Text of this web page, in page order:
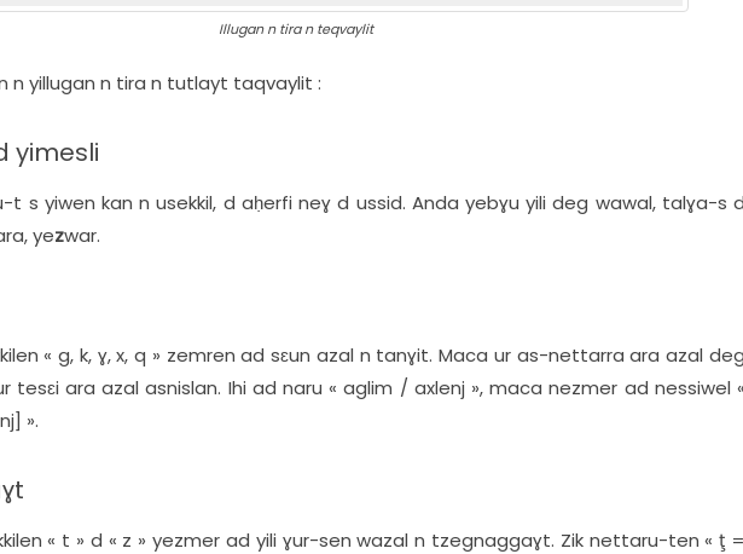
Illugan n tira n teqvaylit
n yillugan n tira n tutlayt taqvaylit :
yimesli
t s yiwen kan n usekkil, d aḥerfi neɣ d ussid. Anda yebɣu yili deg wawal, talɣa-s d
yezwar.
« g, k, ɣ, x, q » zemren ad sɛun azal n tanɣit. Maca ur as-nettarra ara azal deg
tesɛi ara azal asnislan. Ihi ad naru « aglim / axlenj », maca nezmer ad nessiwel «
».
« t » d « z » yezmer ad yili ɣur-sen wazal n tzegnaggaɣt. Zik nettaru-ten « ţ =